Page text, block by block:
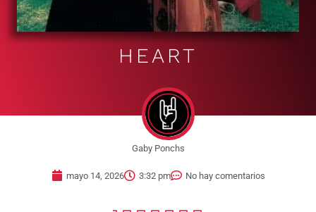
HEART
Gaby Ponchs
mayo 14, 2026 3:32 pm No hay comentarios